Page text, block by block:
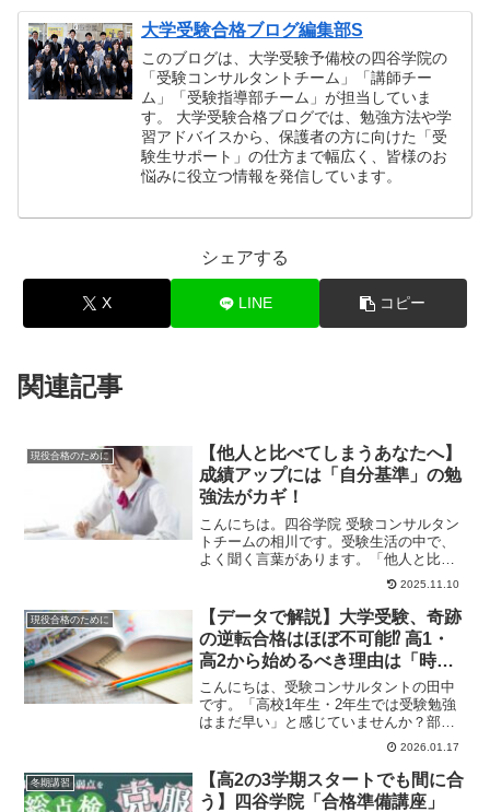
大学受験合格ブログ編集部S
このブログは、大学受験予備校の四谷学院の
「受験コンサルタントチーム」「講師チー
ム」「受験指導部チーム」が担当していま
す。 大学受験合格ブログでは、勉強方法や学
習アドバイスから、保護者の方に向けた「受
験生サポート」の仕方まで幅広く、皆様のお
悩みに役立つ情報を発信しています。
シェアする
X LINE コピー
関連記事
現役合格のために
【他人と比べてしまうあなたへ】
成績アップには「自分基準」の勉
強法がカギ！
こんにちは。四谷学院 受験コンサルタン
トチームの相川です。受験生活の中で、
よく聞く言葉があります。「他人と比べ
ないで、自分のペースで進もう。」確か
2025.11.10
現役合格のために
【データで解説】大学受験、奇跡
の逆転合格はほぼ不可能⁉ 高1・
高2から始めるべき理由は「時
間」
こんにちは、受験コンサルタントの田中
です。「高校1年生・2年生では受験勉強
はまだ早い」と感じていませんか？部活
や学校行事で忙しい日々の中、受験のこ
2026.01.17
冬期講習
【高2の3学期スタートでも間に合
う】四谷学院「合格準備講座」